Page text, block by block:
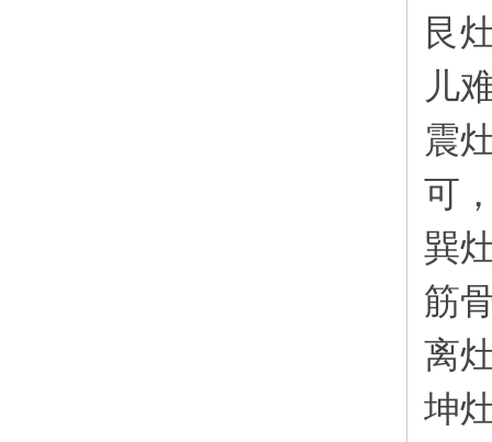
艮
儿
震
可
巽
筋
离
坤